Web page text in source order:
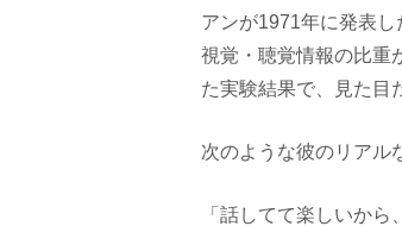
アンが1971年に発表
視覚・聴覚情報の比重
た実験結果で、見た目
次のような彼のリアル
「話してて楽しいか